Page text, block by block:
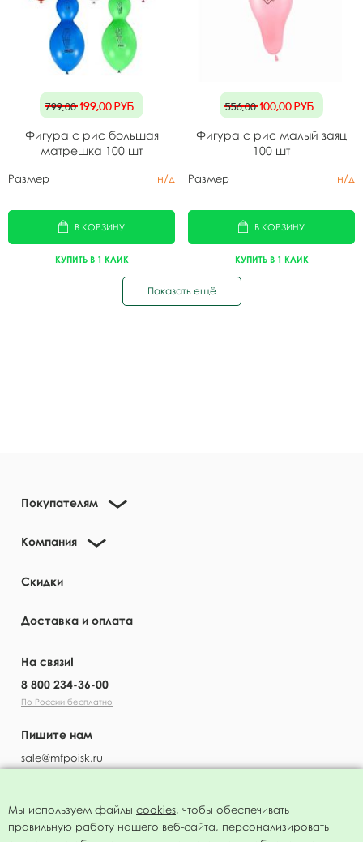
799,00199,00руб.
Фигура с рис большая
матрешка 100 шт
Размер н/д
В КОРЗИНУ
КУПИТЬ В 1 КЛИК
556,00100,00руб.
Фигура с рис малый заяц
100 шт
Размер н/д
В КОРЗИНУ
КУПИТЬ В 1 КЛИК
Показать ещё
Покупателям
Компания
Скидки
Доставка и оплата
На связи!
8 800 234-36-00
По России бесплатно
Пишите нам
sale@mfpoisk.ru
УЗНАВАЙТЕ ПЕРВЫМИ О НОВОСТЯХ
Мы используем файлы cookies, чтобы обеспечивать
правильную работу нашего веб-сайта, персонализировать